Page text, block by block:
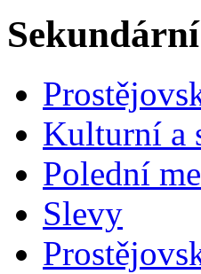
Kulturní a
Polední
Slevy